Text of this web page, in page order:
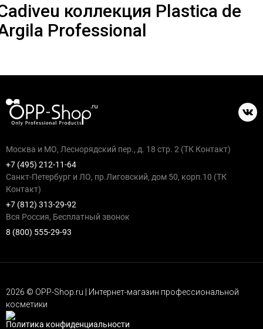
коллекция Рlastica de
Professional
Москва и МО, Леснорядский пер., д. 18 стр. 2 (ТК Контакт)
+7 (495) 212-11-64
Санкт-Петербург и ЛО, пр.Лиговский, дом 50, корп.10 (ТК
Контакт)
+7 (812) 313-29-92
Вся Россия, Бесплатный звонок
8 (800) 555-29-93
2026 © OPP-Shop.ru | Интернет-магазин профессиональной
косметики
Политика конфиденциальности